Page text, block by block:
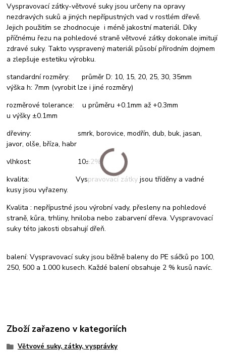
Vyspravovací zátky-větvové suky jsou určeny na opravy
nezdravých suků a jiných nepřípustných vad v rostlém dřevě.
Jejich použitím se zhodnocuje i méně jakostní materiál. Díky
příčnému řezu na pohledové straně větvové zátky dokonale imitují
zdravé suky. Takto vyspravený materiál působí přírodním dojmem
a zlepšuje estetiku výrobku.
standardní rozměry: průměr D: 10, 15, 20, 25, 30, 35mm
výška h: 7mm (vyrobit lze i jiné rozměry)
rozměrové tolerance: u průměru +0.1mm až +0.3mm
u výšky ±0.1mm
dřeviny: smrk, borovice, modřín, dub, buk, jasan,
javor, olše, bříza, habr
vlhkost: 10±2%
kvalita: Vyspravovací zátky jsou tříděny a vadné
kusy jsou vyřazeny.
Kvalita : nepřípustné jsou výrobní vady, přesleny na pohledové
straně, kůra, trhliny, hniloba nebo zabarvení dřeva. Vyspravovací
suky této jakosti obsahují dřeň.
balení: Vyspravovací suky jsou běžně baleny do PE sáčků po 100,
250, 500 a 1.000 kusech. Každé balení obsahuje 2 % kusů navíc.
Zboží zařazeno v kategoriích
Větvové suky, zátky, vysprávky